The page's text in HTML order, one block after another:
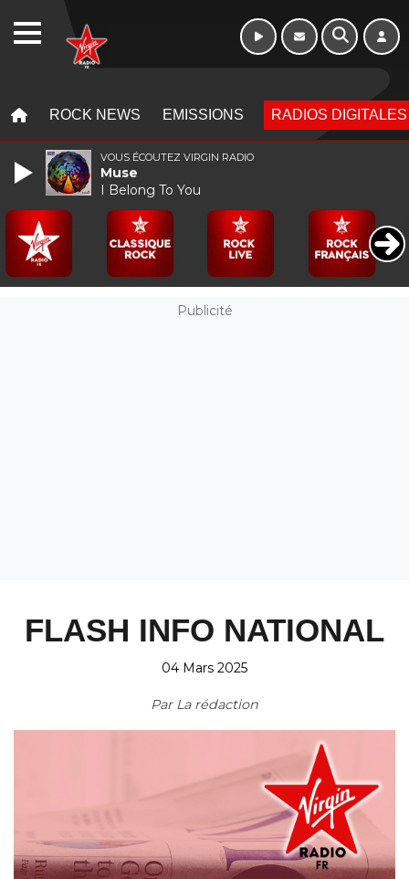
ROCK NEWS EMISSIONS RADIOS DIGITALES
Publicité
FLASH INFO NATIONAL
04 Mars 2025
Par La rédaction
VOUS ÉCOUTEZ VIRGIN RADIO
Muse
I Belong To You
WEBRADIO